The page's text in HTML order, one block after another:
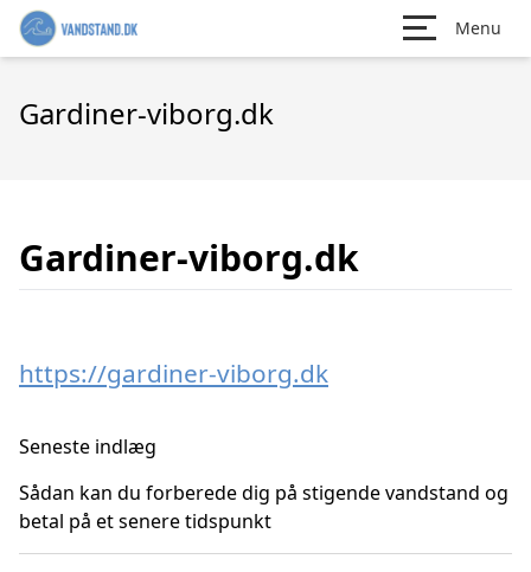
Menu
Gardiner-viborg.dk
Gardiner-viborg.dk
https://gardiner-viborg.dk
Seneste indlæg
Sådan kan du forberede dig på stigende vandstand og
betal på et senere tidspunkt